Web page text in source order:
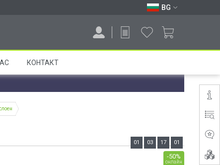
BG
КОНТАКТ
-50%
онлайн
01 03 17 00